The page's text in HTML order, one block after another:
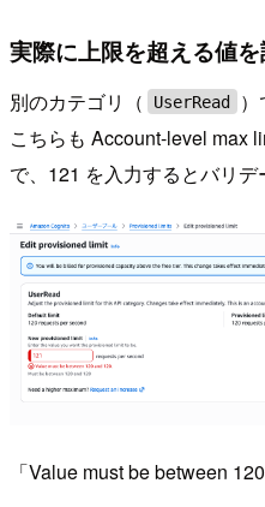
実際に上限を超える値
別のカテゴリ（ UserRead
）
こちらも Account-level max
で、121 を入力するとバリデ
「Value must be between